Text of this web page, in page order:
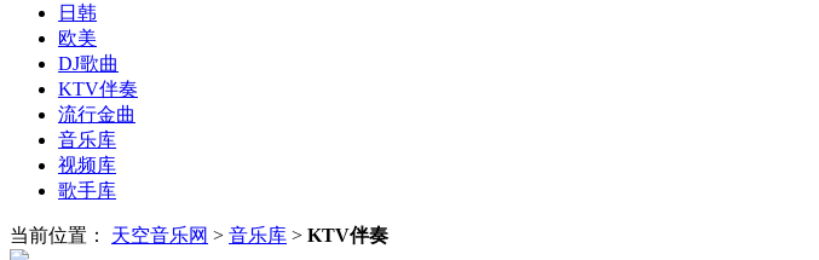
日韩
欧美
DJ歌曲
KTV伴奏
流行金曲
音乐库
视频库
歌手库
当前位置： 天空音乐网 > 音乐库 > KTV伴奏